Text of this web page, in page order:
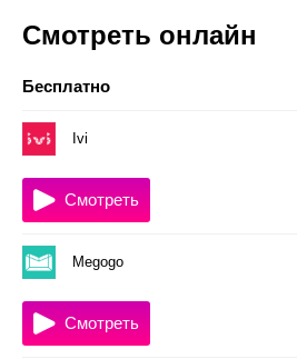
Смотреть онлайн
Бесплатно
Ivi
Смотреть
Megogo
Смотреть